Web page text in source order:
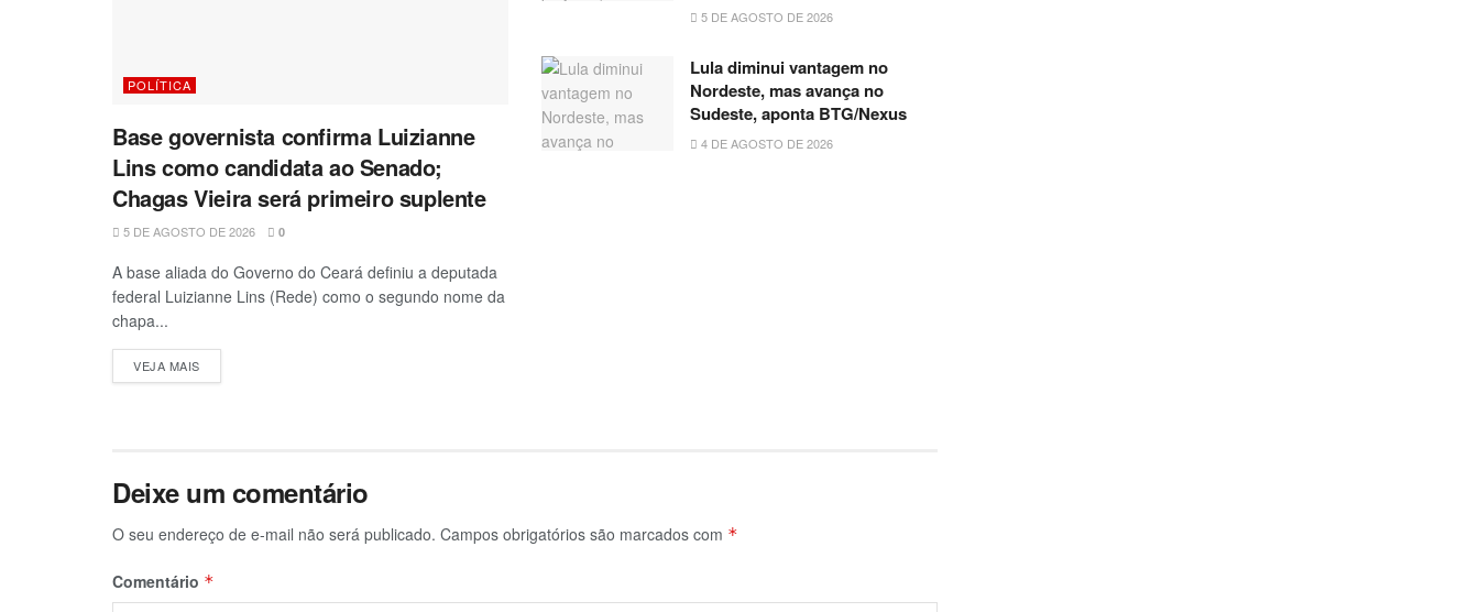
POLÍTICA
Base governista confirma Luizianne
Lins como candidata ao Senado;
Chagas Vieira será primeiro suplente
5 DE AGOSTO DE 2026 0
A base aliada do Governo do Ceará definiu a deputada
federal Luizianne Lins (Rede) como o segundo nome da
chapa...
VEJA MAIS
5 DE AGOSTO DE 2026
Lula diminui vantagem no
Nordeste, mas avança no
Sudeste, aponta BTG/Nexus
4 DE AGOSTO DE 2026
Deixe um comentário
O seu endereço de e-mail não será publicado. Campos obrigatórios são marcados com *
Comentário *